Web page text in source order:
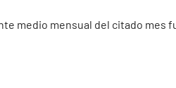
medio mensual del citado mes